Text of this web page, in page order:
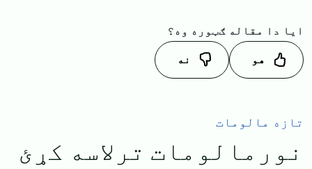
ایا دا مقاله ګټوره وه؟
هو
نه
تازه مالومات
نورمالومات ترلاسه کړئ